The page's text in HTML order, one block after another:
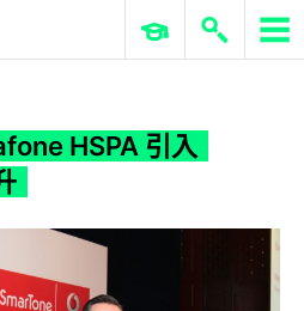
ERP 與商業 AI
HSPA 引入